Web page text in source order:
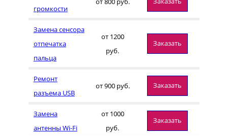
громкости
Замена сенсора
отпечатка
пальца
от 1200
руб.
Заказать
Ремонт
разъема USB
от 900 руб. Заказать
Замена
антенны Wi-Fi
от 1000
руб.
Заказать